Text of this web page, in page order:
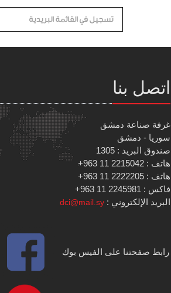
اتصل بنا
غرفة صناعة دمشق
سوريا - دمشق
صندوق البريد : 1305
هاتف : 2215042 11 963+
هاتف : 2222205 11 963+
فاكس : 2245981 11 963+
البريد الإلكتروني : dci@mail.sy
رابط صفحتنا على الفيس بوك